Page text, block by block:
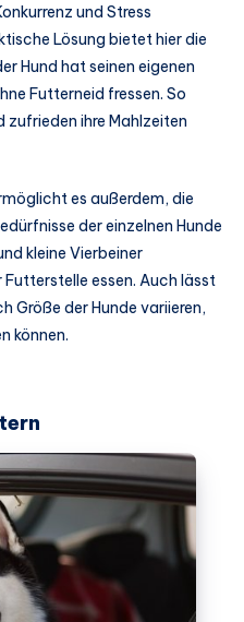
und Stress
Lösung bietet hier die
Hund hat seinen eigenen
Futterneid fressen. So
zufrieden ihre Mahlzeiten
es außerdem, die
der einzelnen Hunde
kleine Vierbeiner
essen. Auch lässt
Größe der Hunde variieren,
können.